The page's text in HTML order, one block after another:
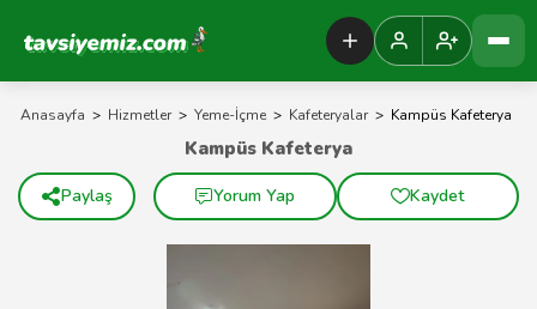
Tavsiyemiz Anasayfa
Anasayfa > Hizmetler > Yeme-İçme > Kafeteryalar > Kampüs Kafeterya
Kampüs Kafeterya
Paylaş Yorum Yap Kaydet